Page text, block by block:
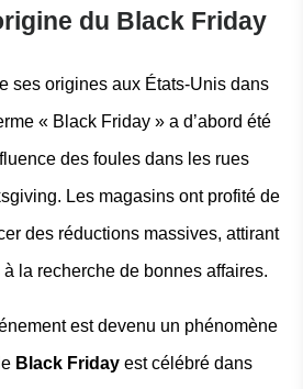
du Black Friday
ses origines aux États-Unis dans
« Black Friday » a d’abord été
des foules dans les rues
Les magasins ont profité de
des réductions massives, attirant
la recherche de bonnes affaires.
est devenu un phénomène
Black Friday est célébré dans